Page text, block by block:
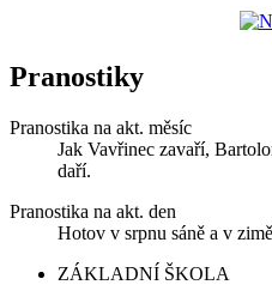
Pranostiky
Pranostika na akt. měsíc
Jak Vavřinec zavaří,
daří.
Pranostika na akt. den
Hotov v srpnu sáně a v
ZÁKLADNÍ ŠKOLA